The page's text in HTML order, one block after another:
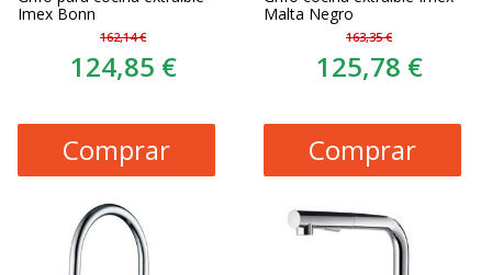
Imex Bonn
162,14 €
124,85 €
Comprar
Malta Negro
163,35 €
125,78 €
Comprar